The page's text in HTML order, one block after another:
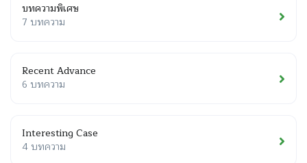
บทความพิเศษ
7 บทความ
Recent Advance
6 บทความ
Interesting Case
4 บทความ